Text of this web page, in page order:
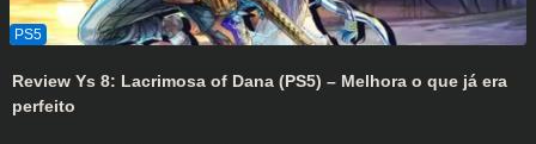
Review Ys 8: Lacrimosa of Dana (PS5) – Melhora o que já era
perfeito